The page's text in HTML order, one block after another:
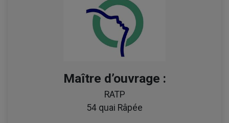
Maître d’ouvrage :
RATP
54 quai Râpée